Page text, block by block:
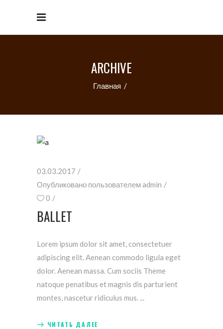
ARCHIVE
Главная /
03.03.2017
Опубликовано пользователемadmin
0
BALLET
Lorem ipsum dolor sit amet, consectetuer
adipiscing elit. Aenean commodo ligula eget
dolor. Aenean massa. Cum sociis Theme
natoque penatibus et magnis dis parturient
montes, nascetur ridiculus mus.
ЧИТАТЬ ДАЛЕЕ